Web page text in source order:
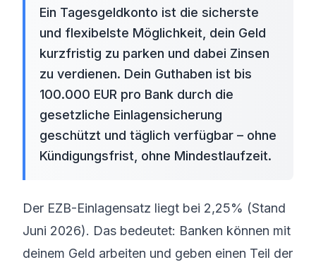
Ein Tagesgeldkonto ist die sicherste
und flexibelste Möglichkeit, dein Geld
kurzfristig zu parken und dabei Zinsen
zu verdienen. Dein Guthaben ist bis
100.000 EUR pro Bank durch die
gesetzliche Einlagensicherung
geschützt und täglich verfügbar – ohne
Kündigungsfrist, ohne Mindestlaufzeit.
Der EZB-Einlagensatz liegt bei 2,25% (Stand
Juni 2026). Das bedeutet: Banken können mit
deinem Geld arbeiten und geben einen Teil der